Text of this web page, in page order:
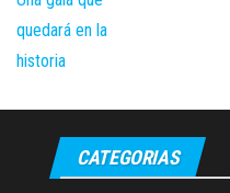
CATEGORIAS